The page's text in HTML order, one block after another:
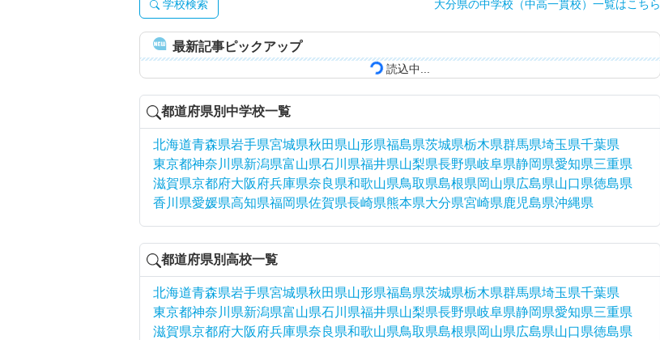
学校検索 大分県の中学校（中高一貫校）一覧はこちら
最新記事ピックアップ
読込中...
都道府県別中学校一覧
北海道青森県岩手県宮城県秋田県山形県福島県茨城県栃木県群馬県埼玉県千葉県
東京都神奈川県新潟県富山県石川県福井県山梨県長野県岐阜県静岡県愛知県三重県
滋賀県京都府大阪府兵庫県奈良県和歌山県鳥取県島根県岡山県広島県山口県徳島県
香川県愛媛県高知県福岡県佐賀県長崎県熊本県大分県宮崎県鹿児島県沖縄県
都道府県別高校一覧
北海道青森県岩手県宮城県秋田県山形県福島県茨城県栃木県群馬県埼玉県千葉県
東京都神奈川県新潟県富山県石川県福井県山梨県長野県岐阜県静岡県愛知県三重県
滋賀県京都府大阪府兵庫県奈良県和歌山県鳥取県島根県岡山県広島県山口県徳島県